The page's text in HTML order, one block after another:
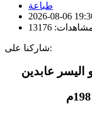
طباعة
2026-08-06
13176
شاركنا على:
اليسر عابدين